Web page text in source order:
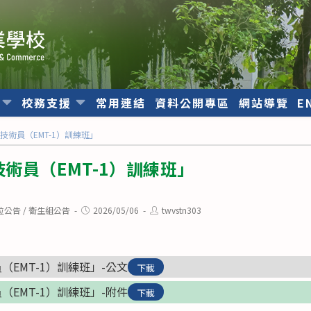
校務支援 常用連結 資料公開專區 網站導覽
術員（EMT-1）訓練班」
員（EMT-1）訓練班」
公告 / 衛生組公告
Post2026/05/06
Posttwvstn303
EMT-1）訓練班」-公文 下載
EMT-1）訓練班」-附件 下載